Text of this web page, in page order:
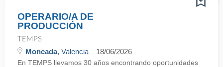
OPERARIO/A DE
PRODUCCIÓN
TEMPS
Moncada, Valencia 18/06/2026
En TEMPS llevamos 30 años encontrando oportunidades